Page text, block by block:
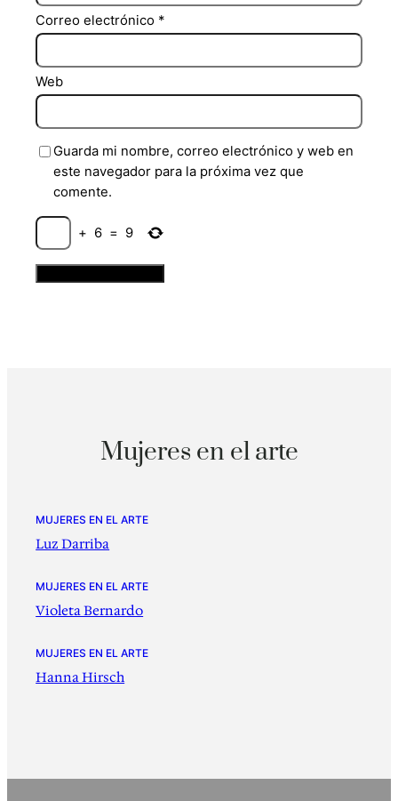
Correo electrónico *
Web
Guarda mi nombre, correo electrónico y web en
este navegador para la próxima vez que
comente.
+ 6 = 9
Mujeres en el arte
MUJERES EN EL ARTE
Luz Darriba
MUJERES EN EL ARTE
Violeta Bernardo
MUJERES EN EL ARTE
Hanna Hirsch